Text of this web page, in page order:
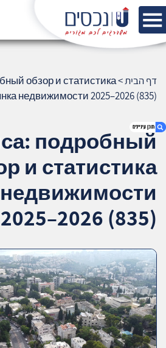
подробный обзор и статистика
недвижимости 2025–2026 (835)
2. אודות U נכסים
3. שאלתם ? ענינו !
דף הבית>
обзор и статистика
недвижимости 2025–2026 (835)
подробный
и статистика
2025–2026 (835)